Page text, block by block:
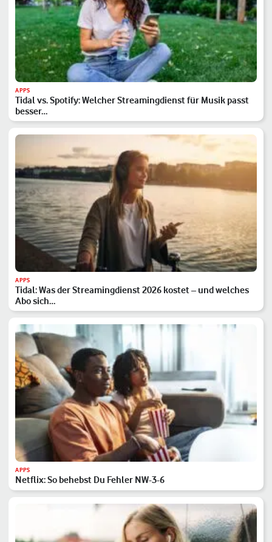
APPS
Tidal vs. Spotify: Welcher Streamingdienst für Musik passt
besser…
APPS
Tidal: Was der Streamingdienst 2026 kostet – und welches
Abo sich…
APPS
Netflix: So behebst Du Fehler NW-3-6